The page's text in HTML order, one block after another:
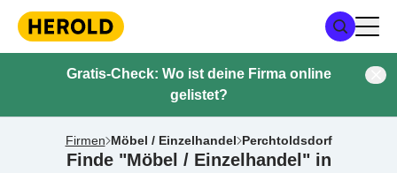
Gratis-Check: Wo ist deine Firma online
gelistet?
Firmen Möbel / Einzelhandel Perchtoldsdorf
Finde "Möbel / Einzelhandel" in